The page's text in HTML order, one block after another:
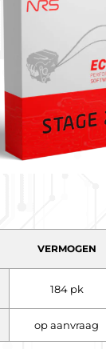
VERMOGEN
184 pk
op aanvraag